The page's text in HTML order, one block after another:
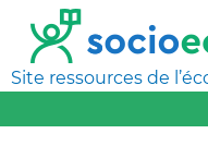
Site ressources de